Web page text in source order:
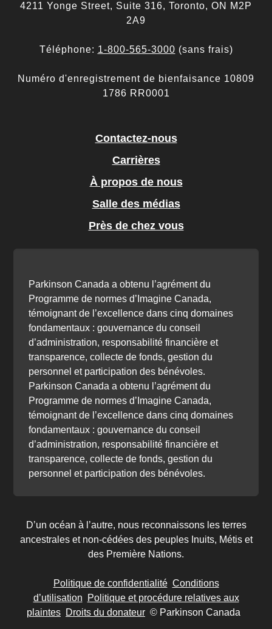
4211 Yonge Street, Suite 316, Toronto, ON M2P
2A9
Téléphone: 1-800-565-3000 (sans frais)
Numéro d'enregistrement de bienfaisance 10809
1786 RR0001
Contactez-nous
Carrières
À propos de nous
Salle des médias
Près de chez vous
Parkinson Canada a obtenu l’agrément du
Programme de normes d’Imagine Canada,
témoignant de l’excellence dans cinq domaines
fondamentaux : gouvernance du conseil
d’administration, responsabilité financière et
transparence, collecte de fonds, gestion du
personnel et participation des bénévoles.
Parkinson Canada a obtenu l’agrément du
Programme de normes d’Imagine Canada,
témoignant de l’excellence dans cinq domaines
fondamentaux : gouvernance du conseil
d’administration, responsabilité financière et
transparence, collecte de fonds, gestion du
personnel et participation des bénévoles.
D’un océan à l’autre, nous reconnaissons les terres
ancestrales et non-cédées des peuples Inuits, Métis et
des Première Nations.
Politique de confidentialité Conditions
d’utilisation
Politique et procédure relatives aux
plaintes Droits du donateur © Parkinson Canada